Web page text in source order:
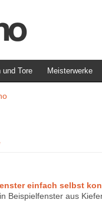
und Tore Meisterwerke
einfach selbst
Beispielfenster aus